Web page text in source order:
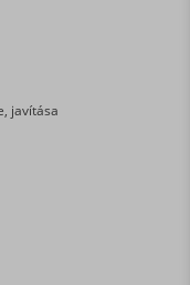
javítása